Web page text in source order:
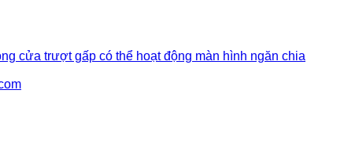
cửa trượt gấp có thể hoạt động màn hình ngăn chia